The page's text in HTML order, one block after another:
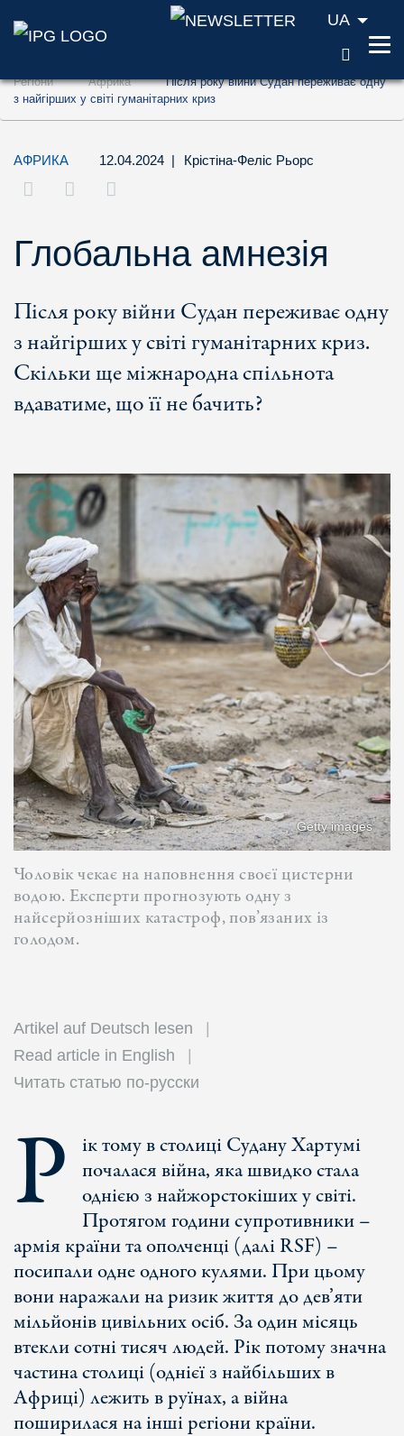
Перейти до змісту (ключ доступу '1')
Перейти до пошуку (ключ доступу '2')
UA
Регіони Африка
Після року війни Судан переживає одну
з найгірших у світі гуманітарних криз
АФРИКА 12.04.2024 | Крістіна-Феліс Рьорс
Глобальна амнезія
Після року війни Судан переживає одну
з найгірших у світі гуманітарних криз.
Скільки ще міжнародна спільнота
вдаватиме, що її не бачить?
Getty images
Чоловік чекає на наповнення своєї цистерни
водою. Експерти прогнозують одну з
найсерйозніших катастроф, пов’язаних із
голодом.
Artikel auf Deutsch lesen
Read article in English
Читать статью по-русски
Р ік тому в столиці Судану Хартумі
почалася війна, яка швидко стала
однією з найжорстокіших у світі.
Протягом години супротивники –
армія країни та ополченці (далі RSF) –
посипали одне одного кулями. При цьому
вони наражали на ризик життя до дев’яти
мільйонів цивільних осіб. За один місяць
втекли сотні тисяч людей. Рік потому значна
частина столиці (однієї з найбільших в
Африці) лежить в руїнах, а війна
поширилася на інші регіони країни.